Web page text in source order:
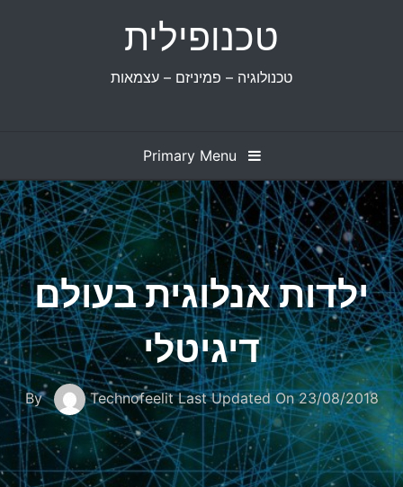
טכנופילית
טכנולוגיה – פמיניזם – עצמאות
ילדות אנלוגית בעולם
דיגיטלי
By TechnofeelitLast Updated On23/08/2018